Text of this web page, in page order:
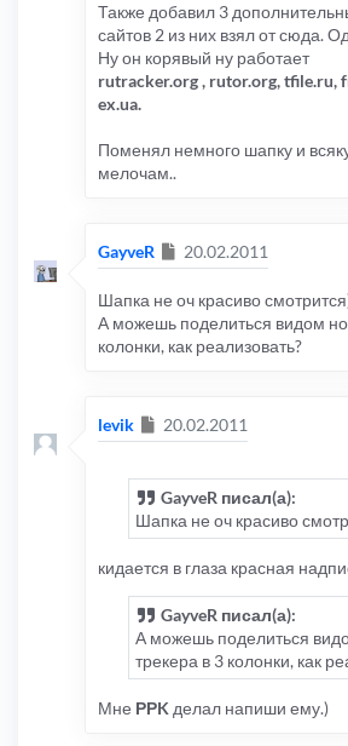
Также добавил 3
сайтов 2 из них взял от сюда.
Ну он корявый ну работает
rutracker.org , rutor.org, tfile.ru,
ex.ua.
Поменял немного шапку и
мелочам..
GayveR Сообщение
20.02.2011
Шапка не оч красиво
А можешь поделиться видом
колонки, как реализовать?
levik Сообщение
20.02.2011
GayveR писал(а):
Шапка не оч красиво
кидается в глаза красная
GayveR писал(а):
А можешь поделиться
трекера в 3 колонки, как
Мне РРK делал напиши ему.)